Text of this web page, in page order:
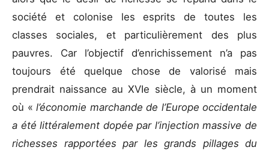
société et colonise les esprits de toutes les
classes sociales, et particulièrement des plus
pauvres. Car l’objectif d’enrichissement n’a pas
toujours été quelque chose de valorisé mais
prendrait naissance au XVIe siècle, à un moment
où « l’économie marchande de l’Europe occidentale
a été littéralement dopée par l’injection massive de
richesses rapportées par les grands pillages du